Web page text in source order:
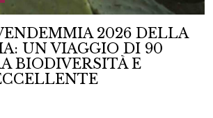
2026 DELLA
UN VIAGGIO DI 90
BIODIVERSITÀ E